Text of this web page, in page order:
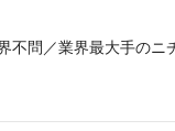
不問／業界最大手の